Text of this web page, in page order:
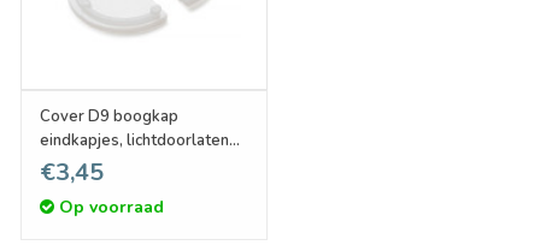
Cover D9 boogkap
eindkapjes, lichtdoorlatend
melkwit, Set van twee
€3,45
Op voorraad